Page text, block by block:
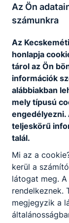
Az Ön
számunkra
Az
honlapja
tárol az Ön
információk
alábbiakban
mely típusú
engedélyezni.
teljeskörű
talál.
Mi az a
kerül a
látogat meg.
rendelkeznek.
megjegyzik a